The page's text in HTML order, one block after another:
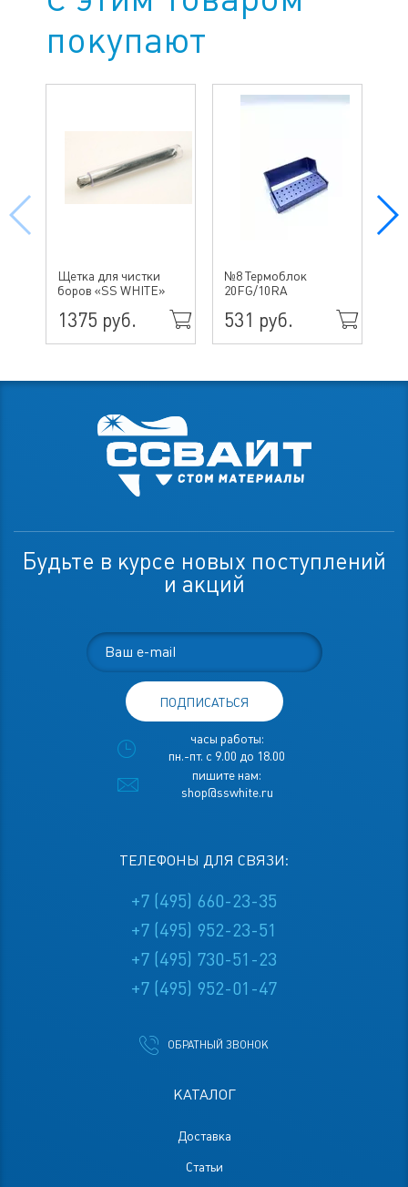
покупают
Щетка для чистки
боров «SS WHITE»
1375 руб.
№8 Термоблок
20FG/10RA
531 руб.
КАТАЛОГ
Доставка
Статьи
Будьте в курсе новых поступлений
и акций
ПОДПИСАТЬСЯ
часы работы:
пн.-пт. с 9.00 до 18.00
пишите нам:
shop@sswhite.ru
ТЕЛЕФОНЫ ДЛЯ СВЯЗИ:
+7 (495) 660-23-35
+7 (495) 952-23-51
+7 (495) 730-51-23
+7 (495) 952-01-47
ОБРАТНЫЙ ЗВОНОК